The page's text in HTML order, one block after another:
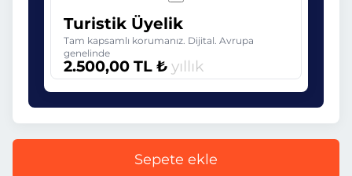
Turistik Üyelik
Tam kapsamlı korumanız. Dijital. Avrupa
genelinde
2.500,00 TL ₺ yıllık
Sepete ekle